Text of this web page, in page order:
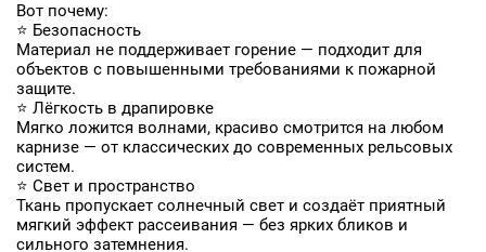
Вот почему:
⭐ Безопасность
Материал не поддерживает горение — подходит для
объектов с повышенными требованиями к пожарной
защите.
⭐ Лёгкость в драпировке
Мягко ложится волнами, красиво смотрится на любом
карнизе — от классических до современных рельсовых
систем.
⭐ Свет и пространство
Ткань пропускает солнечный свет и создаёт приятный
мягкий эффект рассеивания — без ярких бликов и
сильного затемнения.